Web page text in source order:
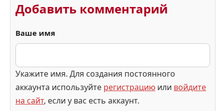
Добавить комментарий
Ваше имя
Укажите имя. Для создания постоянного
аккаунта используйте регистрацию или войдите
на сайт, если у вас есть аккаунт.